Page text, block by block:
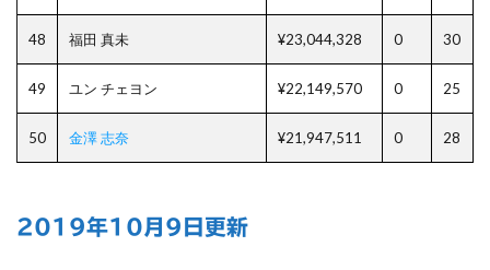
48 福田 真未 ¥23,044,328 0 30
49 ユン チェヨン ¥22,149,570 0 25
50 金澤 志奈 ¥21,947,511 0 28
2019年10月9日更新